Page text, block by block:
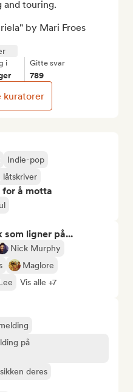
Indie-pop
låtskriver
for å motta
som ligner på...
Nick Murphy
Maglore
Vis alle +7
på
deres
touring.
by Mari Froes
i Gitte svar
789
kuratorer